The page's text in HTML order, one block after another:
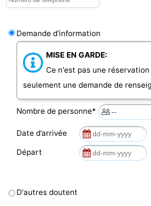
Demande d'information
MISE EN GARDE:
Ce n'est pas une
seulement une demande de
Nombre de personne*
Date d’arrivée
Départ
D'autres doutent